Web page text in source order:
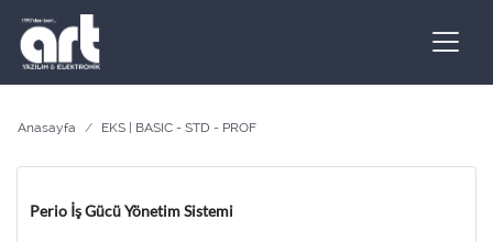
Anasayfa EKS | BASIC - STD - PROF
Perio İş Gücü Yönetim Sistemi